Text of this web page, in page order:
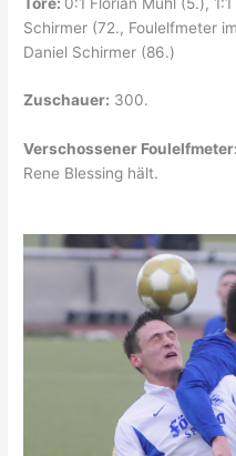
Schirmer (72., Foulelfmeter
Daniel Schirmer (86.)
Zuschauer: 300.
Verschossener Foulelfmeter:
Rene Blessing hält.